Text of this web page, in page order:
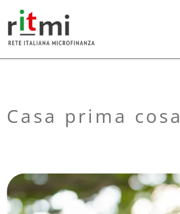
Casa prima cosa